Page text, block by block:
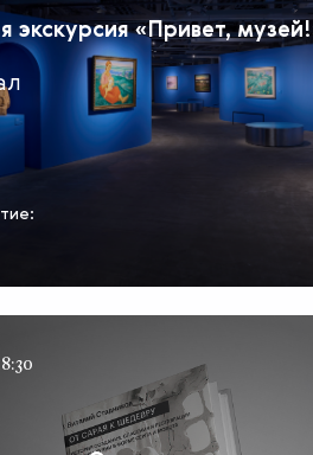
экскурсия «Привет,